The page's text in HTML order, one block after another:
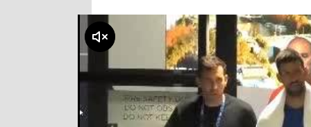
klikni za zvuk